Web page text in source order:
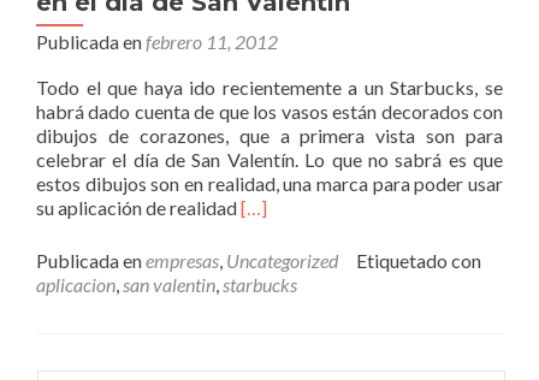
Publicada enfebrero 11, 2012
Todo el que haya ido recientemente a un Starbucks, se
habrá dado cuenta de que los vasos están decorados con
dibujos de corazones, que a primera vista son para
celebrar el día de San Valentín. Lo que no sabrá es que
estos dibujos son en realidad, una marca para poder usar
su aplicación de realidadLeer
hace
un
el
[…]
Publicada enempresas, Uncategorized
Etiquetado con
aplicacion,san valentin,starbucks